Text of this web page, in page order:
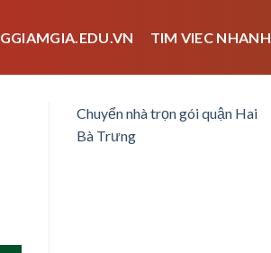
TIM VIEC NHANH
Chuyển nhà trọn gói quận Hai
Bà Trưng